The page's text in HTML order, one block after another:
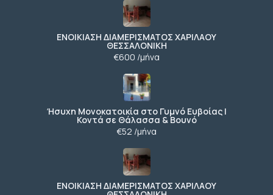
ΕΝΟΙΚΙΑΣΗ ΔΙΑΜΕΡΙΣΜΑΤΟΣ ΧΑΡΙΛΑΟΥ
ΘΕΣΣΑΛΟΝΙΚΗ
€600 /μήνα
Ήσυχη Μονοκατοικία στο Γυμνό Ευβοίας |
Κοντά σε Θάλασσα & Βουνό
€52 /μήνα
ΕΝΟΙΚΙΑΣΗ ΔΙΑΜΕΡΙΣΜΑΤΟΣ ΧΑΡΙΛΑΟΥ